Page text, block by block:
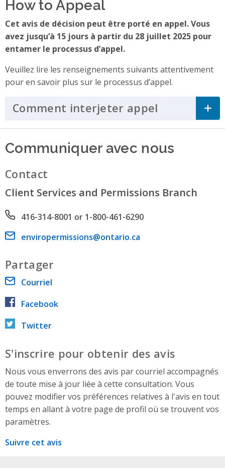
Cet avis de décision peut être porté en appel. Vous
avez jusqu’à 15 jours à partir du 28 juillet 2025 pour
entamer le processus d’appel.
Veuillez lire les renseignements suivants attentivement
pour en savoir plus sur le processus d’appel.
Comment interjeter appel Click to
Communiquer avec nous
Contact
Client Services and Permissions Branch
Phone number
416-314-8001 or 1-800-461-6290
Email address
enviropermissions@ontario.ca
Partager
Courriel
Facebook
Twitter
S'inscrire pour obtenir des avis
Nous vous enverrons des avis par courriel accompagnés
de toute mise à jour liée à cette consultation. Vous
pouvez modifier vos préférences relatives à l'avis en tout
temps en allant à votre page de profil où se trouvent vos
paramètres.
Suivre cet avis